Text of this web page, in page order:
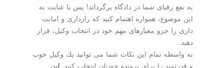
به نفع رقبای شما در دادگاه برگرداند! پس با عنایت به
این موضوع، همواره اهتمام كنید كه رازداری و امانت
داری را جزو معیارهای مهم خود در انتخاب وكیل، قرار
به واسطه تمام این نكات شما می توانید یك وكیل خوب
و قدرتمند را برای پرونده خودتان انتخاب كنید.این